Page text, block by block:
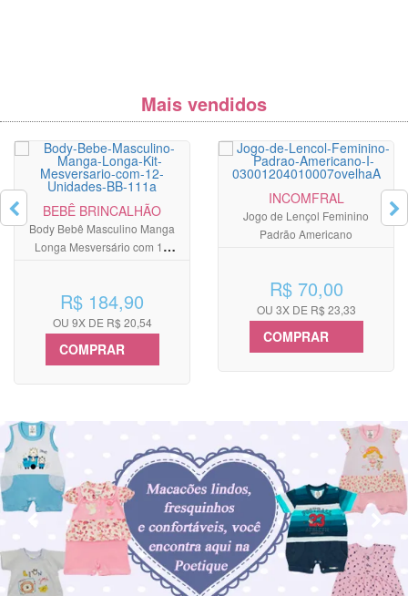
Mais vendidos
BEBÊ BRINCALHÃO
Body Bebê Masculino Manga
Longa Mesversário com 12
R$ 184,90
OU 9X DE R$ 20,54
COMPRAR
INCOMFRAL
Jogo de Lençol Feminino
Padrão Americano
R$ 70,00
OU 3X DE R$ 23,33
COMPRAR